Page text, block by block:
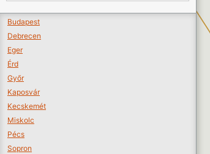
Budapest
Debrecen
Eger
Érd
Győr
Kaposvár
Kecskemét
Miskolc
Pécs
Sopron